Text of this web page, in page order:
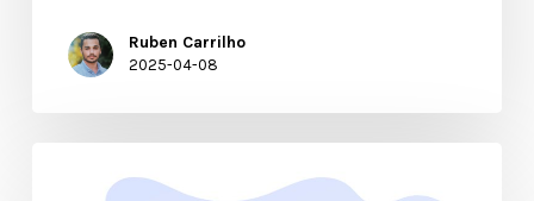
Ruben Carrilho
2025-04-08